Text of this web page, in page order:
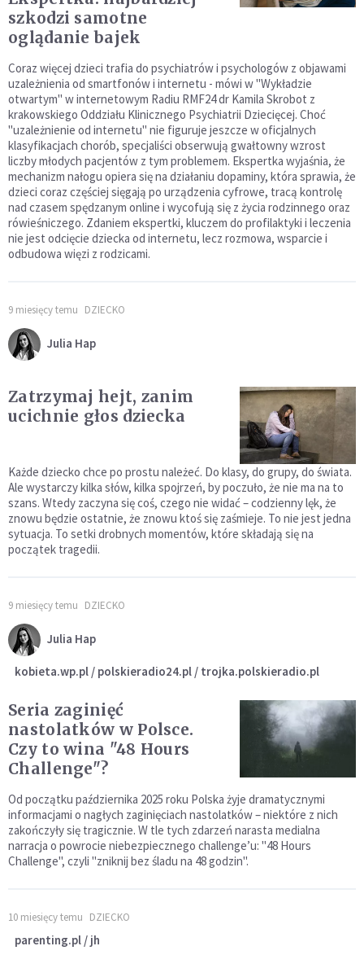
szkodzi samotne
oglądanie bajek
Coraz więcej dzieci trafia do psychiatrów i psychologów z objawami
uzależnienia od smartfonów i internetu - mówi w "Wykładzie
otwartym" w internetowym Radiu RMF24 dr Kamila Skrobot z
krakowskiego Oddziału Klinicznego Psychiatrii Dziecięcej. Choć
"uzależnienie od internetu" nie figuruje jeszcze w oficjalnych
klasyfikacjach chorób, specjaliści obserwują gwałtowny wzrost
liczby młodych pacjentów z tym problemem. Ekspertka wyjaśnia, że
mechanizm nałogu opiera się na działaniu dopaminy, która sprawia, że
dzieci coraz częściej sięgają po urządzenia cyfrowe, tracą kontrolę
nad czasem spędzanym online i wycofują się z życia rodzinnego oraz
rówieśniczego. Zdaniem ekspertki, kluczem do profilaktyki i leczenia
nie jest odcięcie dziecka od internetu, lecz rozmowa, wsparcie i
odbudowa więzi z rodzicami.
9 miesięcy temu DZIECKO
Julia Hap
Zatrzymaj hejt, zanim
ucichnie głos dziecka
Każde dziecko chce po prostu należeć. Do klasy, do grupy, do świata.
Ale wystarczy kilka słów, kilka spojrzeń, by poczuło, że nie ma na to
szans. Wtedy zaczyna się coś, czego nie widać – codzienny lęk, że
znowu będzie ostatnie, że znowu ktoś się zaśmieje. To nie jest jedna
sytuacja. To setki drobnych momentów, które składają się na
początek tragedii.
9 miesięcy temu DZIECKO
Julia Hap
kobieta.wp.pl / polskieradio24.pl / trojka.polskieradio.pl
Seria zaginięć
nastolatków w Polsce.
Czy to wina "48 Hours
Challenge"?
Od początku października 2025 roku Polska żyje dramatycznymi
informacjami o nagłych zaginięciach nastolatków – niektóre z nich
zakończyły się tragicznie. W tle tych zdarzeń narasta medialna
narracja o powrocie niebezpiecznego challenge’u: "48 Hours
Challenge", czyli "zniknij bez śladu na 48 godzin".
10 miesięcy temu DZIECKO
parenting.pl / jh